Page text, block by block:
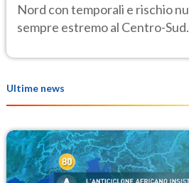
Nord con temporali e rischio
sempre estremo al Centro-
Ultime news